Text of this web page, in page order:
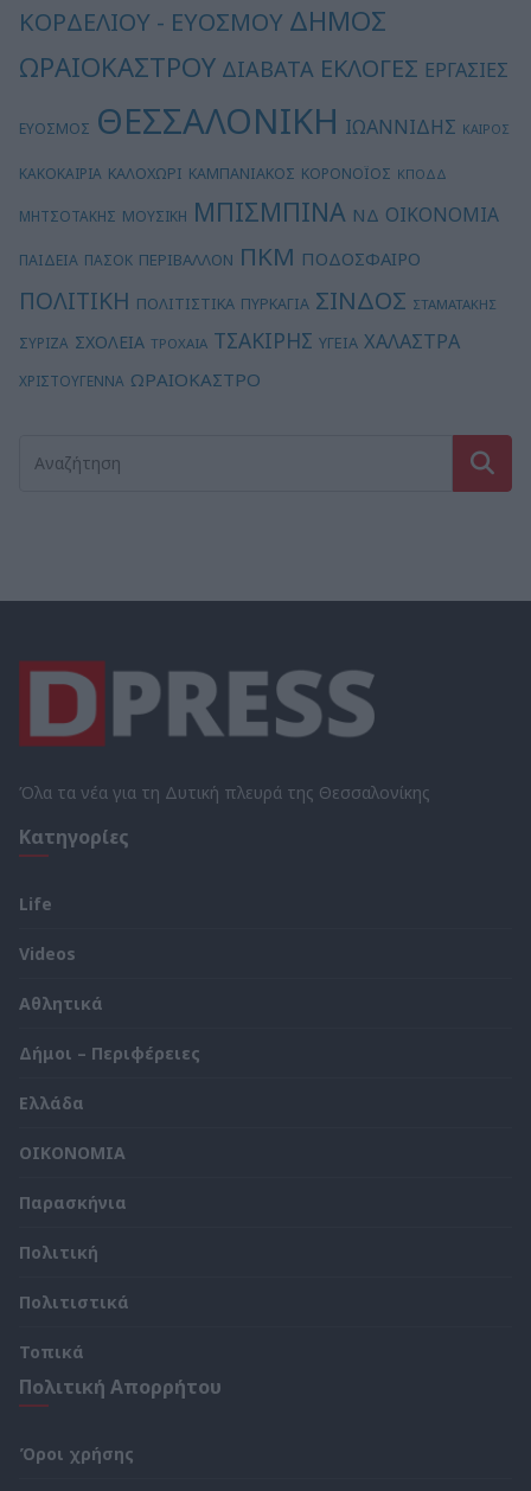
ΚΟΡΔΕΛΙΟΥ - ΕΥΟΣΜΟΥ ΔΗΜΟΣ
ΩΡΑΙΟΚΑΣΤΡΟΥ ΔΙΑΒΑΤΑ ΕΚΛΟΓΕΣ ΕΡΓΑΣΙΕΣ
ΕΥΟΣΜΟΣ ΘΕΣΣΑΛΟΝΙΚΗ ΙΩΑΝΝΙΔΗΣ ΚΑΙΡΟΣ
ΚΑΚΟΚΑΙΡΙΑ ΚΑΛΟΧΩΡΙ ΚΑΜΠΑΝΙΑΚΟΣ ΚΟΡΟΝΟΪΟΣ ΚΠΟΔΔ
ΜΗΤΣΟΤΑΚΗΣ ΜΟΥΣΙΚΗ ΜΠΙΣΜΠΙΝΑ ΝΔ ΟΙΚΟΝΟΜΙΑ
ΠΑΙΔΕΙΑ ΠΑΣΟΚ ΠΕΡΙΒΑΛΛΟΝ ΠΚΜ ΠΟΔΟΣΦΑΙΡΟ
ΠΟΛΙΤΙΚΗ ΠΟΛΙΤΙΣΤΙΚΑ ΠΥΡΚΑΓΙΑ ΣΙΝΔΟΣ ΣΤΑΜΑΤΑΚΗΣ
ΣΥΡΙΖΑ ΣΧΟΛΕΙΑ ΤΡΟΧΑΙΑ ΤΣΑΚΙΡΗΣ ΥΓΕΙΑ ΧΑΛΑΣΤΡΑ
ΧΡΙΣΤΟΥΓΕΝΝΑ ΩΡΑΙΟΚΑΣΤΡΟ
Όλα τα νέα για τη Δυτική πλευρά της Θεσσαλονίκης
Κατηγορίες
Life
Videos
Αθλητικά
Δήμοι – Περιφέρειες
Ελλάδα
ΟΙΚΟΝΟΜΙΑ
Παρασκήνια
Πολιτική
Πολιτιστικά
Τοπικά
Πολιτική Απορρήτου
Όροι χρήσης